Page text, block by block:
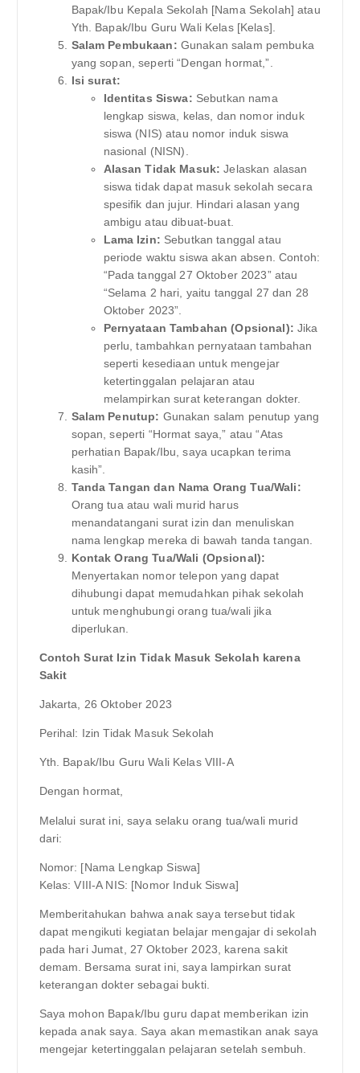
Bapak/Ibu Kepala Sekolah [Nama Sekolah] atau
Yth. Bapak/Ibu Guru Wali Kelas [Kelas].
Salam Pembukaan: Gunakan salam pembuka
yang sopan, seperti “Dengan hormat,”.
Isi surat:
Identitas Siswa: Sebutkan nama
lengkap siswa, kelas, dan nomor induk
siswa (NIS) atau nomor induk siswa
nasional (NISN).
Alasan Tidak Masuk: Jelaskan alasan
siswa tidak dapat masuk sekolah secara
spesifik dan jujur. Hindari alasan yang
ambigu atau dibuat-buat.
Lama Izin: Sebutkan tanggal atau
periode waktu siswa akan absen. Contoh:
“Pada tanggal 27 Oktober 2023” atau
“Selama 2 hari, yaitu tanggal 27 dan 28
Oktober 2023”.
Pernyataan Tambahan (Opsional): Jika
perlu, tambahkan pernyataan tambahan
seperti kesediaan untuk mengejar
ketertinggalan pelajaran atau
melampirkan surat keterangan dokter.
Salam Penutup: Gunakan salam penutup yang
sopan, seperti “Hormat saya,” atau “Atas
perhatian Bapak/Ibu, saya ucapkan terima
kasih”.
Tanda Tangan dan Nama Orang Tua/Wali:
Orang tua atau wali murid harus
menandatangani surat izin dan menuliskan
nama lengkap mereka di bawah tanda tangan.
Kontak Orang Tua/Wali (Opsional):
Menyertakan nomor telepon yang dapat
dihubungi dapat memudahkan pihak sekolah
untuk menghubungi orang tua/wali jika
diperlukan.
Contoh Surat Izin Tidak Masuk Sekolah karena
Sakit
Jakarta, 26 Oktober 2023
Perihal: Izin Tidak Masuk Sekolah
Yth. Bapak/Ibu Guru Wali Kelas VIII-A
Dengan hormat,
Melalui surat ini, saya selaku orang tua/wali murid
dari:
Nomor: [Nama Lengkap Siswa]
Kelas: VIII-A NIS: [Nomor Induk Siswa]
Memberitahukan bahwa anak saya tersebut tidak
dapat mengikuti kegiatan belajar mengajar di sekolah
pada hari Jumat, 27 Oktober 2023, karena sakit
demam. Bersama surat ini, saya lampirkan surat
keterangan dokter sebagai bukti.
Saya mohon Bapak/Ibu guru dapat memberikan izin
kepada anak saya. Saya akan memastikan anak saya
mengejar ketertinggalan pelajaran setelah sembuh.